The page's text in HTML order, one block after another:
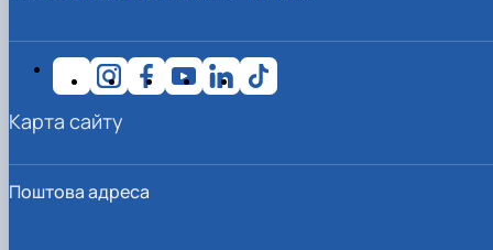
Поштова адреса
Карта сайту